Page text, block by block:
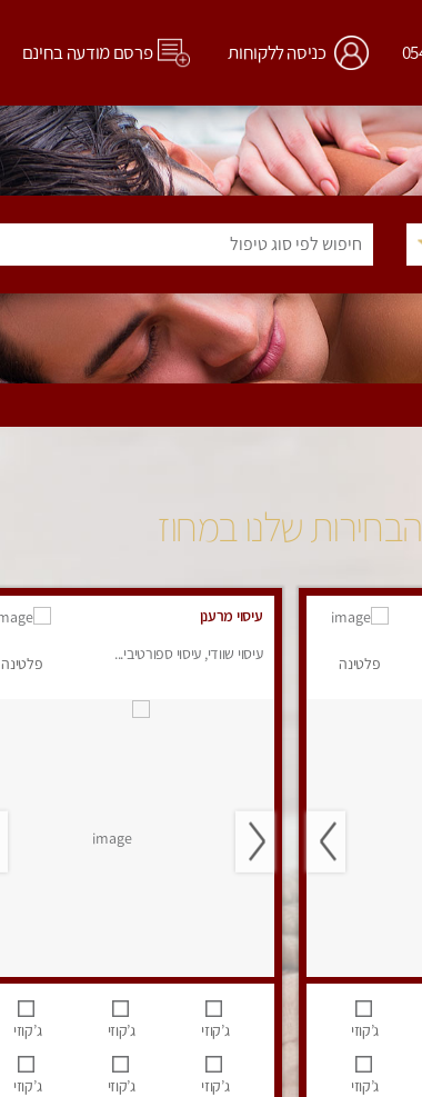
כניסה ללקוחות פרסם מודעה בחינם
חיפוש לפי סוג טיפול
הבחירות שלנו במחוז
פלטינה
ג’קוזי
ג’קוזי
עיסוי מרענן
עיסוי שוודי, עיסוי ספורטיבי...
פלטינה
ג’קוזי ג’קוזי ג’קוזי
ג’קוזי ג’קוזי ג’קוזי